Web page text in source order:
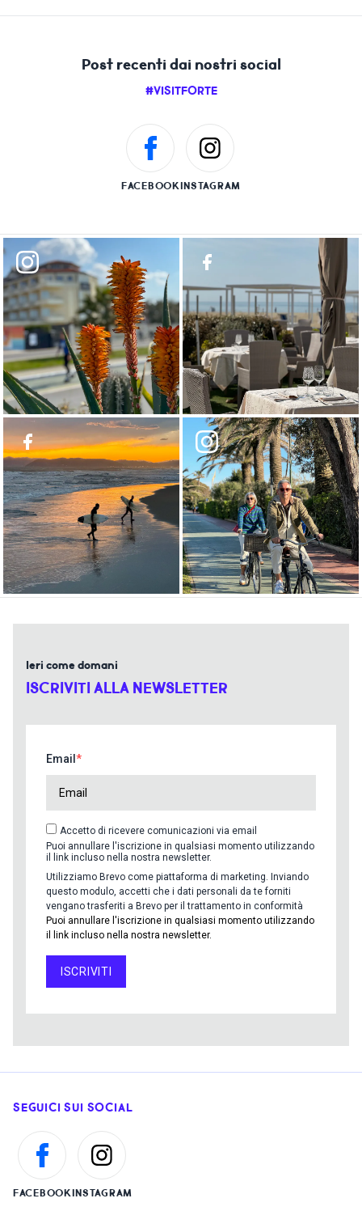
Post recenti dai nostri social
#VISITFORTE
FACEBOOKINSTAGRAM
Ieri come domani
ISCRIVITI ALLA NEWSLETTER
Email
Accetto di ricevere comunicazioni via email
Puoi annullare l'iscrizione in qualsiasi momento utilizzando
il link incluso nella nostra newsletter.
Utilizziamo Brevo come piattaforma di marketing. Inviando
questo modulo, accetti che i dati personali da te forniti
vengano trasferiti a Brevo per il trattamento in conformità
Puoi annullare l'iscrizione in qualsiasi momento utilizzando
il link incluso nella nostra newsletter.
ISCRIVITI
SEGUICI SUI SOCIAL
FACEBOOKINSTAGRAM